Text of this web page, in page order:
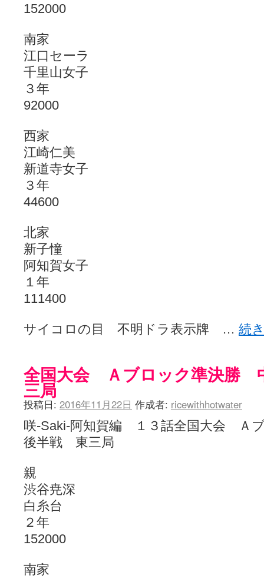
152000
南家
江口セーラ
千里山女子
３年
92000
西家
江崎仁美
新道寺女子
３年
44600
北家
新子憧
阿知賀女子
１年
111400
サイコロの目 不明ドラ表示牌 … 続
全国大会 Ａブロック準決
三局
投稿日: 2016年11月22日 作成者: ricewithhotwater
咲-Saki-阿知賀編 １３話全国大会
後半戦 東三局
親
渋谷尭深
白糸台
２年
152000
南家